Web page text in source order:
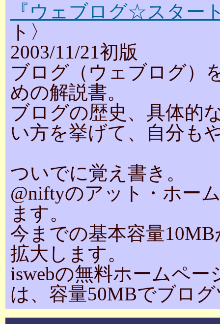
『ウェブログ☆スター
ト〉
2003/11/21初版
ブログ（ウェブログ）
めの解説書。
ブログの歴史、具体的
い方を挙げて、自分も
ついでに覚え書き。
@niftyのアット・ホー
ます。
今までの基本容量
拡大します。
iswebの無料ホームペ
は、容量50MBでブロ